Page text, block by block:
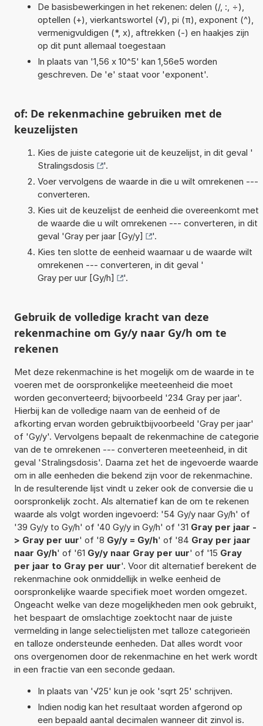
De basisbewerkingen in het rekenen: delen (/, :, ÷),
optellen (+), vierkantswortel (√), pi (π), exponent (^),
vermenigvuldigen (*, x), aftrekken (-) en haakjes zijn
op dit punt allemaal toegestaan
In plaats van '1,56 x 10^5' kan 1,56e5 worden
geschreven. De 'e' staat voor 'exponent'.
of: De rekenmachine gebruiken met de
keuzelijsten
Kies de juiste categorie uit de keuzelijst, in dit geval '
Stralingsdosis
'.
Voer vervolgens de waarde in die u wilt omrekenen ---
converteren.
Kies uit de keuzelijst de eenheid die overeenkomt met
de waarde die u wilt omrekenen --- converteren, in dit
geval 'Gray per jaar [Gy/y]
'.
Kies ten slotte de eenheid waarnaar u de waarde wilt
omrekenen --- converteren, in dit geval '
Gray per uur [Gy/h]
'.
Gebruik de volledige kracht van deze
rekenmachine om Gy/y naar Gy/h om te
rekenen
Met deze rekenmachine is het mogelijk om de waarde in te
voeren met de oorspronkelijke meeteenheid die moet
worden geconverteerd; bijvoorbeeld '234 Gray per jaar'.
Hierbij kan de volledige naam van de eenheid of de
afkorting ervan worden gebruiktbijvoorbeeld 'Gray per jaar'
of 'Gy/y'. Vervolgens bepaalt de rekenmachine de categorie
van de te omrekenen --- converteren meeteenheid, in dit
geval 'Stralingsdosis'. Daarna zet het de ingevoerde waarde
om in alle eenheden die bekend zijn voor de rekenmachine.
In de resulterende lijst vindt u zeker ook de conversie die u
oorspronkelijk zocht. Als alternatief kan de om te rekenen
waarde als volgt worden ingevoerd: '54 Gy/y naar Gy/h' of
'39 Gy/y to Gy/h' of '40 Gy/y in Gy/h' of '31 Gray per jaar -
> Gray per uur' of '8 Gy/y = Gy/h' of '84 Gray per jaar
naar Gy/h' of '61 Gy/y naar Gray per uur' of '15 Gray
per jaar to Gray per uur'. Voor dit alternatief berekent de
rekenmachine ook onmiddellijk in welke eenheid de
oorspronkelijke waarde specifiek moet worden omgezet.
Ongeacht welke van deze mogelijkheden men ook gebruikt,
het bespaart de omslachtige zoektocht naar de juiste
vermelding in lange selectielijsten met talloze categorieën
en talloze ondersteunde eenheden. Dat alles wordt voor
ons overgenomen door de rekenmachine en het werk wordt
in een fractie van een seconde gedaan.
In plaats van '√25' kun je ook 'sqrt 25' schrijven.
Indien nodig kan het resultaat worden afgerond op
een bepaald aantal decimalen wanneer dit zinvol is.